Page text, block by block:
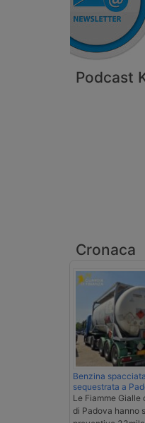
Podcast
Cronaca
Benzina
sequestrata a
Le Fiamme
di Padova hanno